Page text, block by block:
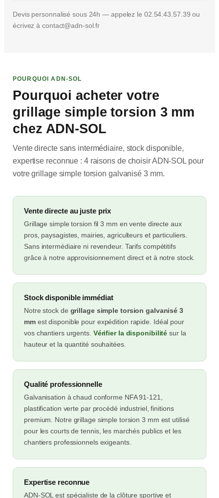
Devis personnalisé sous 24h — appelez le 02.54.43.57.39 ou
écrivez à contact@adn-sol.fr
POURQUOI ADN-SOL
Pourquoi acheter votre
grillage simple torsion 3 mm
chez ADN-SOL
Vente directe sans intermédiaire, stock disponible,
expertise reconnue : 4 raisons de choisir ADN-SOL pour
votre grillage simple torsion galvanisé 3 mm.
Vente directe au juste prix
Grillage simple torsion fil 3 mm en vente directe aux
pros, paysagistes, mairies, agriculteurs et particuliers.
Sans intermédiaire ni revendeur. Tarifs compétitifs
grâce à notre approvisionnement direct et à notre stock.
Stock disponible immédiat
Notre stock de grillage simple torsion galvanisé 3
mmest disponible pour expédition rapide. Idéal pour
vos chantiers urgents. Vérifier la disponibilité sur la
hauteur et la quantité souhaitées.
Qualité professionnelle
Galvanisation à chaud conforme NFA 91-121,
plastification verte par procédé industriel, finitions
premium. Notre grillage simple torsion 3 mm est utilisé
pour les courts de tennis, les marchés publics et les
chantiers professionnels exigeants.
Expertise reconnue
ADN-SOL est spécialiste de la clôture sportive et